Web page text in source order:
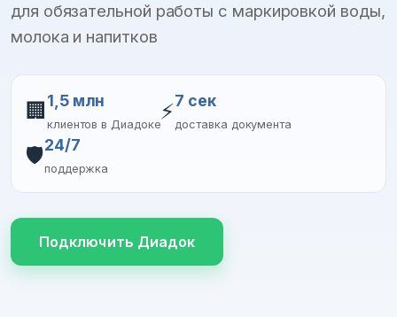
для обязательной работы с маркировкой воды,
молока и напитков
🏢 1,5 млн
клиентов в Диадоке
⚡7 сек
доставка документа
🛡️24/7
поддержка
Подключить Диадок